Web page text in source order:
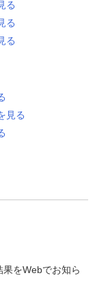
る
る
る
見る
をWebでお知ら